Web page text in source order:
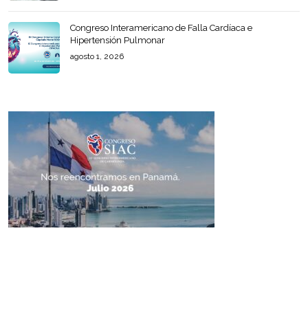
Congreso Interamericano de Falla Cardíaca e
Hipertensión Pulmonar
agosto 1, 2026